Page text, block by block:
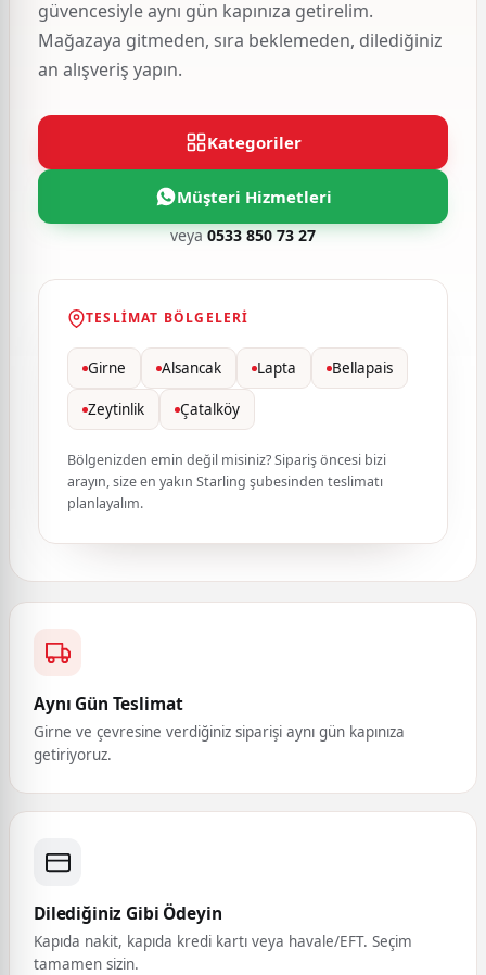
güvencesiyle aynı gün kapınıza getirelim.
Mağazaya gitmeden, sıra beklemeden, dilediğiniz
an alışveriş yapın.
Kategoriler
Müşteri Hizmetleri
veya0533 850 73 27
TESLIMAT BÖLGELERI
Girne Alsancak Lapta Bellapais
Zeytinlik Çatalköy
Bölgenizden emin değil misiniz? Sipariş öncesi bizi
arayın, size en yakın Starling şubesinden teslimatı
planlayalım.
Aynı Gün Teslimat
Girne ve çevresine verdiğiniz siparişi aynı gün kapınıza
getiriyoruz.
Dilediğiniz Gibi Ödeyin
Kapıda nakit, kapıda kredi kartı veya havale/EFT. Seçim
tamamen sizin.